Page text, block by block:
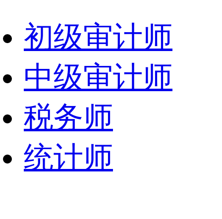
初级审计师
中级审计师
税务师
统计师